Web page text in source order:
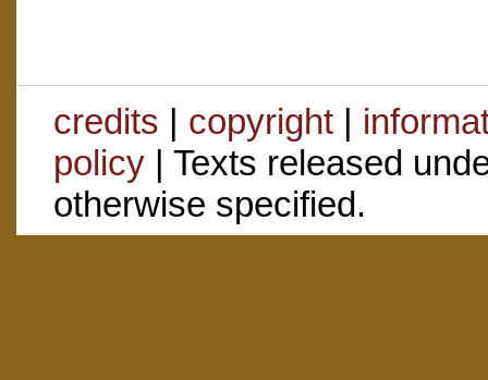
credits | copyright|
policy| Texts released
otherwise specified.